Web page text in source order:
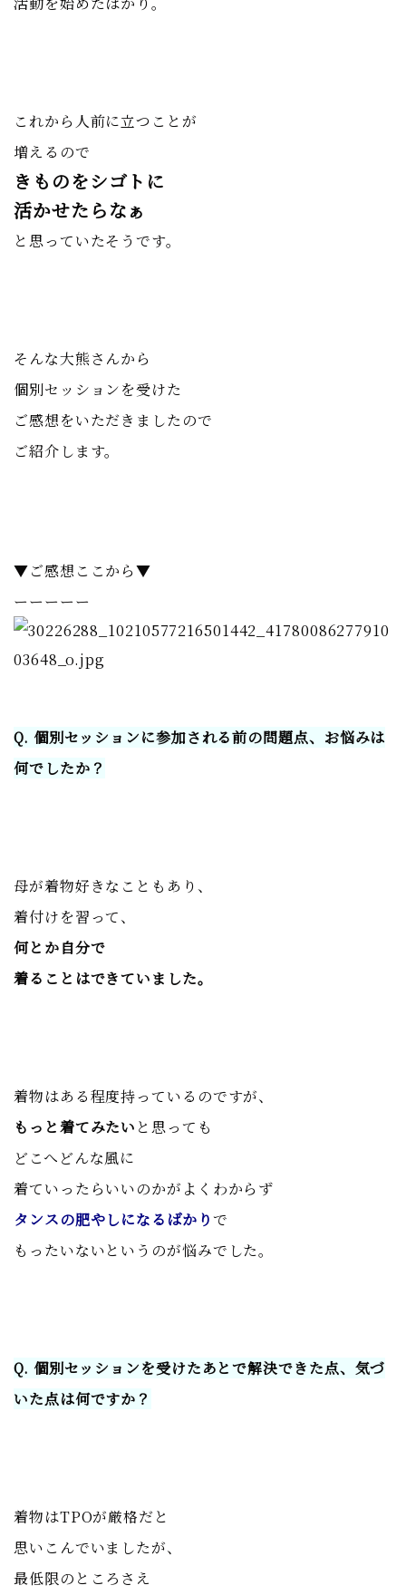
これから人前に立つことが
増えるので
きものをシゴトに
活かせたらなぁ
と思っていたそうです。
そんな大熊さんから
個別セッションを受けた
ご感想をいただきましたので
ご紹介します。
▼ご感想ここから▼
ーーーーー
Q. 個別セッションに参加される前の問題点、お悩みは
何でしたか？
母が着物好きなこともあり、
着付けを習って、
何とか自分で
着ることはできていました。
着物はある程度持っているのですが、
もっと着てみたい と思っても
どこへどんな風に
着ていったらいいのかがよくわからず
タンスの肥やしになるばかりで
もったいないというのが悩みでした。
Q. 個別セッションを受けたあとで解決できた点、気づ
いた点は何ですか？
着物はTPOが厳格だと
思いこんでいましたが、
最低限のところさえ